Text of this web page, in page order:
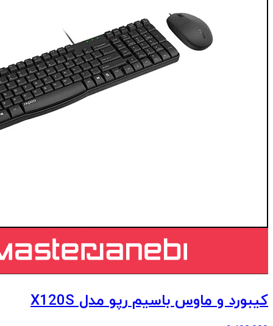
کیبورد و ماوس باسیم رپو مدل X120S